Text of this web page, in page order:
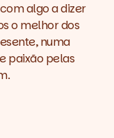
algo a dizer
o melhor dos
numa
paixão pelas